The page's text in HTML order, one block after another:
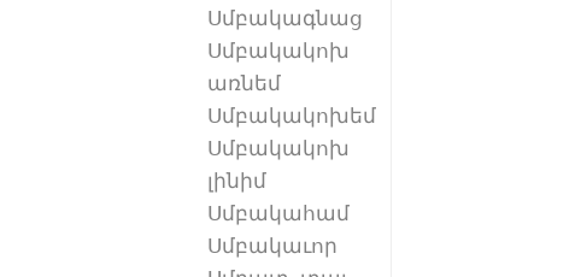
Սմբակագնաց
Սմբակակոխ
առնեմ
Սմբակակոխեմ
Սմբակակոխ
լինիմ
Սմբակահամ
Սմբակաւոր